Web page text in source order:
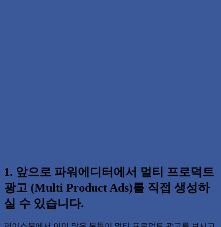
1. 앞으로 파워에디터에서 멀티 프로덕트
광고 (Multi Product Ads)를 직접 생성하
실 수 있습니다.